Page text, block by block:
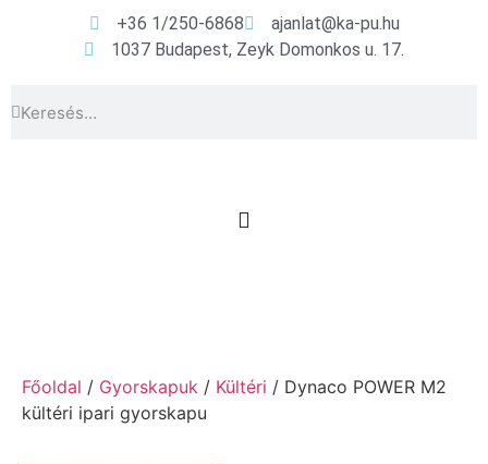
+36 1/250-6868
ajanlat@ka-pu.hu
1037 Budapest, Zeyk Domonkos u. 17.
Főoldal / Gyorskapuk / Kültéri / Dynaco POWER M2
kültéri ipari gyorskapu